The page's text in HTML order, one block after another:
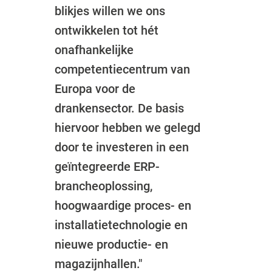
blikjes willen we ons
ontwikkelen tot hét
onafhankelijke
competentiecentrum van
Europa voor de
drankensector. De basis
hiervoor hebben we gelegd
door te investeren in een
geïntegreerde ERP-
brancheoplossing,
hoogwaardige proces- en
installatietechnologie en
nieuwe productie- en
magazijnhallen."